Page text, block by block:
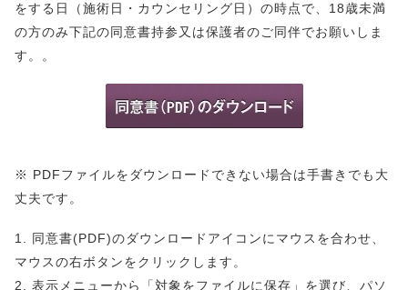
をする日（施術日・カウンセリング日）の時点で、18歳未満
の方のみ下記の同意書持参又は保護者のご同伴でお願いしま
す。。
※ PDFファイルをダウンロードできない場合は手書きでも大
丈夫です。
1. 同意書(PDF)のダウンロードアイコンにマウスを合わせ、
マウスの右ボタンをクリックします。
2. 表示メニューから「対象をファイルに保存」を選び、パソ